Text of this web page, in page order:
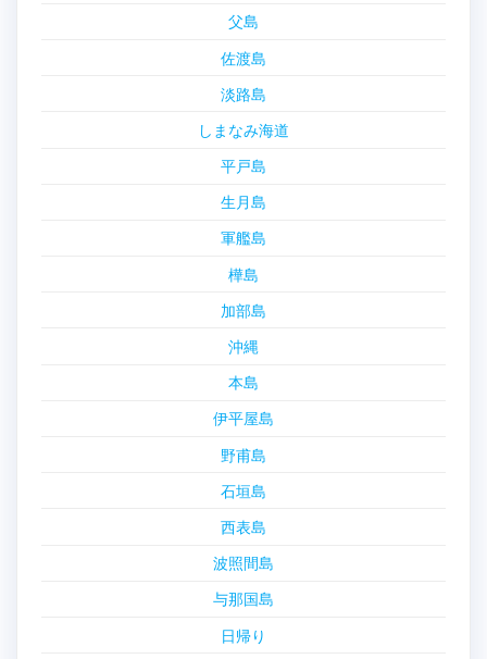
父島
佐渡島
淡路島
しまなみ海道
平戸島
生月島
軍艦島
樺島
加部島
沖縄
本島
伊平屋島
野甫島
石垣島
西表島
波照間島
与那国島
日帰り